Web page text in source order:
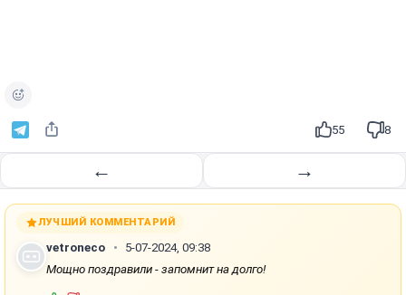
55 8
← →
ЛУЧШИЙ КОММЕНТАРИЙ
vetroneco
5-07-2024, 09:38
Мощно поздравили - запомнит на долго!